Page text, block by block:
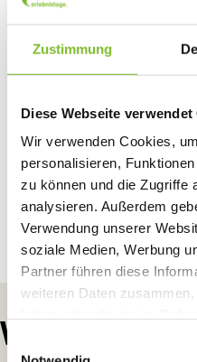
Zustimmung
Diese Webseite verwendet
Wir verwenden Cookies,
personalisieren,
zu können und die Zugriffe
analysieren. Außerdem
Verwendung unserer
soziale Medien, Werbung
Partner führen diese
weiteren Daten
Einwilligungsauswahl
Mehr